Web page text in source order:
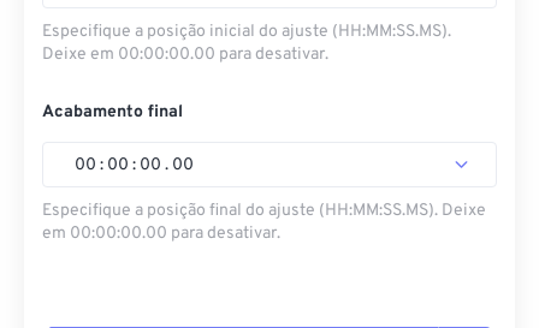
Especifique a posição inicial do ajuste (HH:MM:SS.MS).
Deixe em 00:00:00.00 para desativar.
Acabamento final
00 : 00 : 00 . 00
Especifique a posição final do ajuste (HH:MM:SS.MS). Deixe
em 00:00:00.00 para desativar.